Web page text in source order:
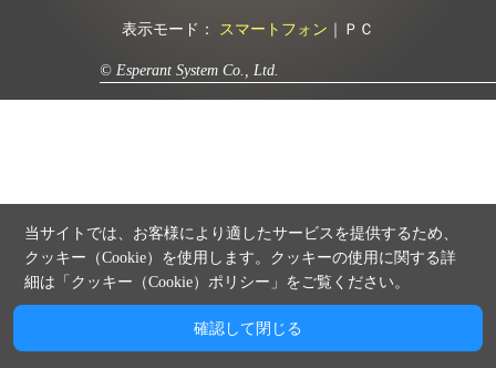
表示モード： スマートフォン ｜ ＰＣ
© Esperant System Co., Ltd.
当サイトでは、お客様により適したサービスを提供するため、
クッキー（Cookie）を使用します。クッキーの使用に関する詳
細は「 クッキー（Cookie）ポリシー 」をご覧ください。
確認して閉じる